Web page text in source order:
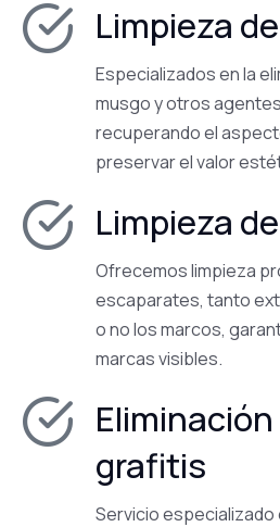
Limpieza
Especializados en la
musgo y otros
recuperando el
preservar el valor
Limpieza
Ofrecemos limpieza
escaparates, tanto
o no los marcos,
marcas visibles.
grafitis
Servicio especializado